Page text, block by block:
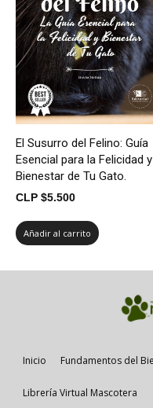
El Susurro del Felino: Guía
Esencial para la Felicidad y
Bienestar de Tu Gato.
CLP $5.500
Añadir al carrito
Inicio Fundamentos del
Librería Virtual Mascotera